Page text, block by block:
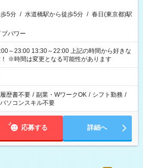
5分 / 水道橋駅から徒歩5分 / 春日(東京都)駅
パワー
13:30～22:00 上記の時間から好きな
※時間は変更となる可能性があります
履歴書不要 / 副業・WワークOK / シフト勤務 /
パソコンスキル不要
応募する 詳細へ